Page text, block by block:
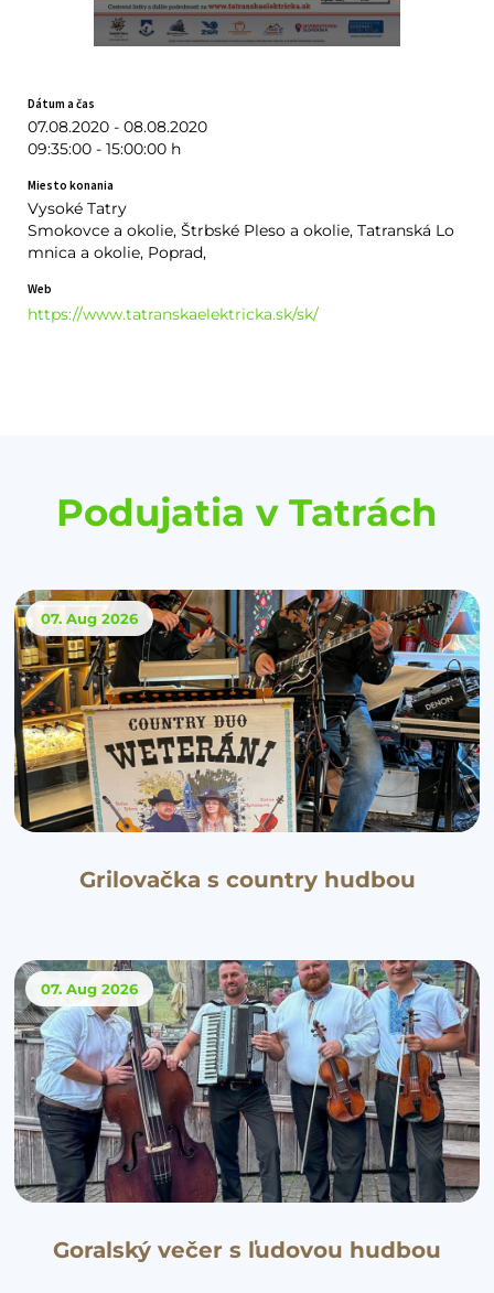
Dátum a čas
07.08.2020 - 08.08.2020
09:35:00 - 15:00:00 h
Miesto konania
Vysoké Tatry
Smokovce a okolie, Štrbské Pleso a okolie, Tatranská Lo
mnica a okolie, Poprad,
Web
https://www.tatranskaelektricka.sk/sk/
Podujatia v Tatrách
07. Aug 2026
Grilovačka s country hudbou
07. Aug 2026
Goralský večer s ľudovou hudbou